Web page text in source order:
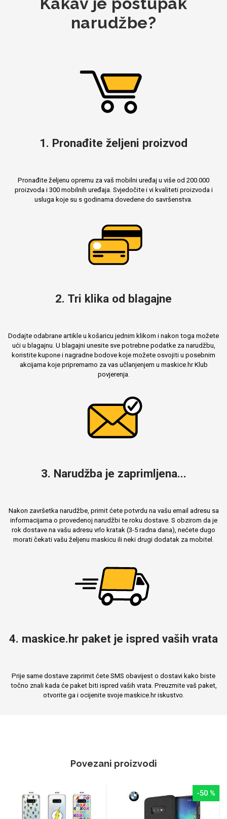
narudžbe?
1. Pronađite željeni proizvod
Pronađite željenu opremu za vaš mobilni uređaj u više od 200.000
proizvoda i 300 mobilnih uređaja. Svjedočite i vi kvaliteti proizvoda i
usluga koje su s godinama dovedene do savršenstva.
2. Tri klika od blagajne
Dodajte odabrane artikle u košaricu jednim klikom i nakon toga možete
ući u blagajnu. U blagajni unesite sve potrebne podatke za narudžbu,
koristite kupone i nagradne bodove koje možete osvojiti u posebnim
akcijama koje pripremamo za vas učlanjenjem u maskice.hr Klub
povjerenja.
3. Narudžba je zaprimljena...
Nakon završetka narudžbe, primit ćete potvrdu na vašu email adresu sa
informacijama o provedenoj narudžbi te roku dostave. S obzirom da je
rok dostave na vašu adresu vrlo kratak (3-5 radna dana), nećete dugo
morati čekati vašu željenu maskicu ili neki drugi dodatak za mobitel.
4. maskice.hr paket je ispred vaših vrata
Prije same dostave zaprimit ćete SMS obavijest o dostavi kako biste
točno znali kada će paket biti ispred vaših vrata. Preuzmite vaš paket,
otvorite ga i ocijenite svoje maskice.hr iskustvo.
Povezani proizvodi
-50 %
Crtani filmovi
Sportski motivi Obiteljski motivi